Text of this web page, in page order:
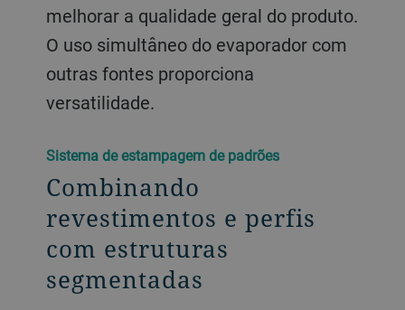
melhorar a qualidade geral do produto.
O uso simultâneo do evaporador com
outras fontes proporciona
versatilidade.
Sistema de estampagem de padrões
Combinando
revestimentos e perfis
com estruturas
segmentadas